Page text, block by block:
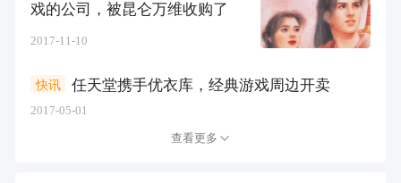
戏的公司，被昆仑万维收购了
2017-11-10
任天堂携手优衣库，经典游戏周边开卖
快讯
2017-05-01
查看更多